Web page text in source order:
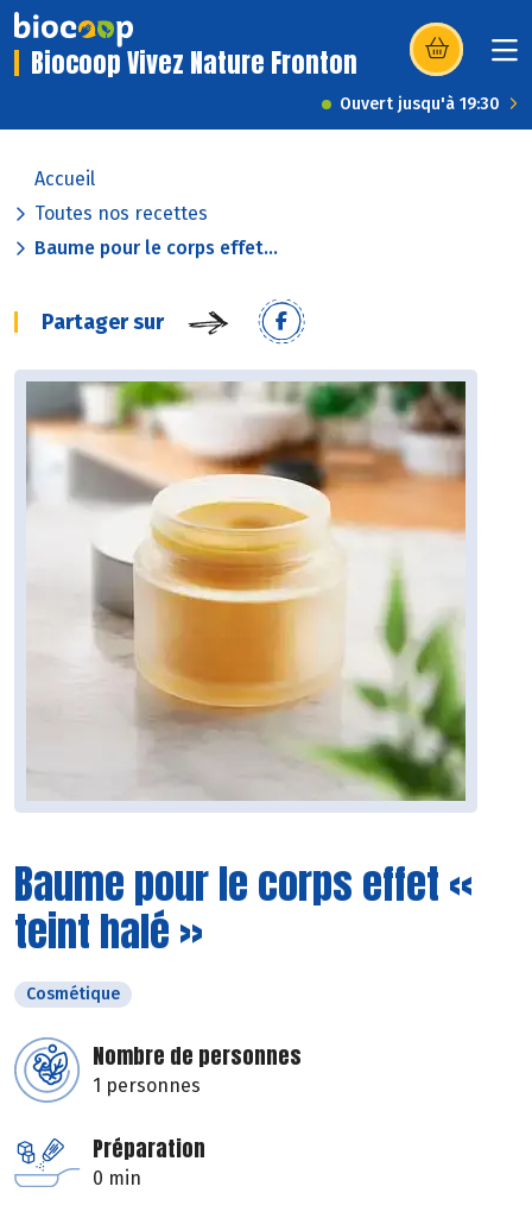
Biocoop Vivez Nature Fronton (s’ouvre dans
Ouvert jusqu'à 19:30
Accueil
Toutes nos recettes
Baume pour le corps effet...
Partager sur
Baume pour le corps effet «
teint halé »
Cosmétique
Nombre de personnes
1 personnes
Préparation
0 min